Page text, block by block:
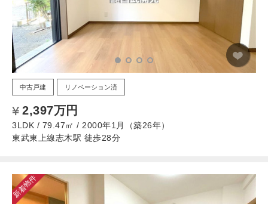
中古戸建 リノベーション済
2,397万円
3LDK / 79.47㎡ / 2000年1月（築26年）
東武東上線志木駅 徒歩28分
新着物件